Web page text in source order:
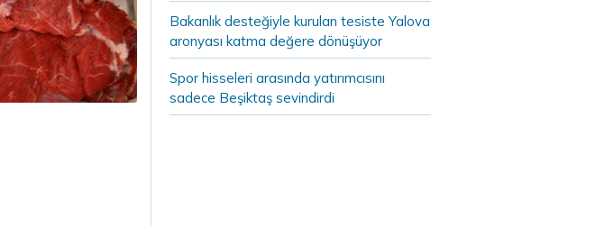
Bakanlık desteğiyle kurulan tesiste Yalova
aronyası katma değere dönüşüyor
Spor hisseleri arasında yatırımcısını
sadece Beşiktaş sevindirdi